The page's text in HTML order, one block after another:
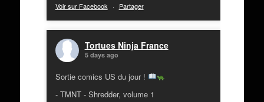
Voir sur Facebook · Partager
Tortues Ninja France
5 days ago
Sortie comics US du jour !
- TMNT - Shredder, volume 1